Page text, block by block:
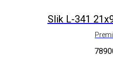
Slik L-341